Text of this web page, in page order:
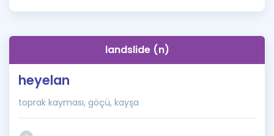
İngilizce Gramer
landslide (n)
heyelan
toprak kayması, göçü, kayşa